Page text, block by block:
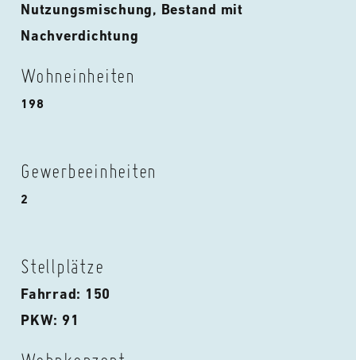
Nutzungsmischung, Bestand mit
Nachverdichtung
Wohneinheiten
198
Gewerbeeinheiten
2
Stellplätze
Fahrrad: 150
PKW: 91